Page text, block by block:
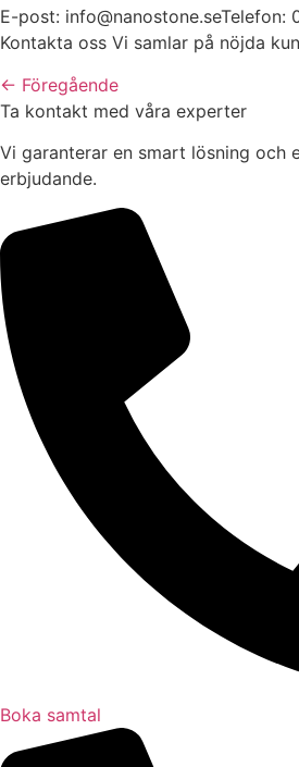
E-post: info@nanostone.seTelefon:
Kontakta oss Vi samlar på nöjda
← Föregående
Ta kontakt med våra experter
Vi garanterar en smart lösning och
erbjudande.
Boka samtal